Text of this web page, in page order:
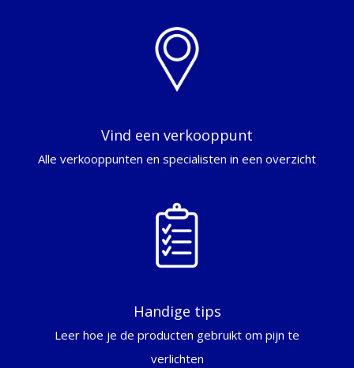
Vind een verkooppunt
Alle verkooppunten en specialisten in een overzicht
Handige tips
Leer hoe je de producten gebruikt om pijn te
verlichten